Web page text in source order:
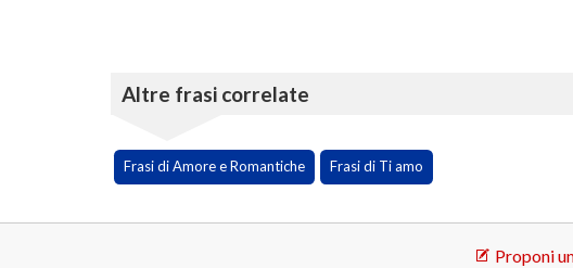
Altre frasi correlate
Frasi di Amore e Romantiche Frasi di Ti amo
Proponi